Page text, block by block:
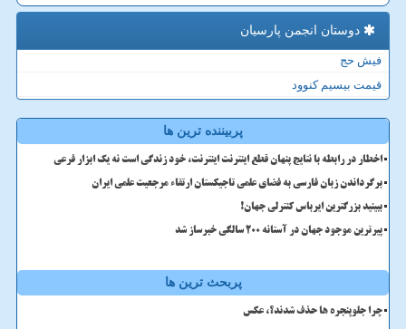
دوستان انجمن پارسیان
فیش حج
قیمت بیسیم کنوود
پربیننده ترین ها
اخطار در رابطه با نتایج پنهان قطع اینترنت اینترنت، خود زندگی است نه یک ابزار فرعی
برگرداندن زبان فارسی به فضای علمی تاجیکستان ارتقاء مرجعیت علمی ایران
ببینید بزرگترین ایرباس کنترلی جهان!
پیرترین موجود جهان در آستانه ۲۰۰ سالگی خبرساز شد
پربحث ترین ها
چرا جلوپنجره ها حذف شدند؟، عکس